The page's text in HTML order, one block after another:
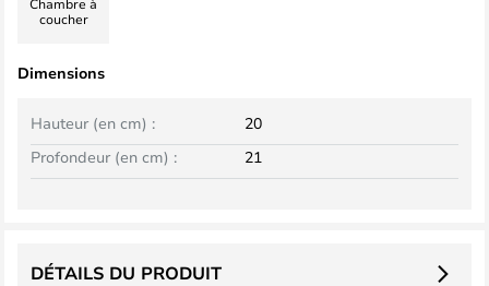
coucher
Dimensions
Hauteur (en cm) :
20
Profondeur (en cm) :
21
DÉTAILS DU PRODUIT